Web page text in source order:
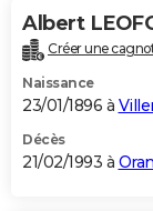
Albert
Créer une
Naissance
23/01/1896 à
Décès
21/02/1993 à